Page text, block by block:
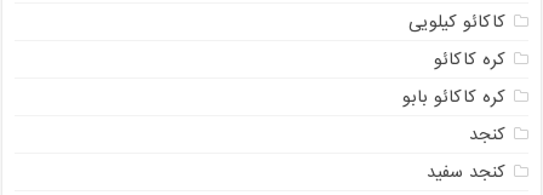
کاکائو کیلویی
کره کاکائو
کره کاکائو بابو
کنجد
کنجد سفید